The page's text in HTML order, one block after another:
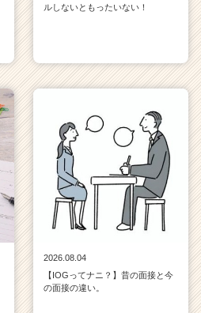
ルしないともったいない！
2026.08.04
【IOGってナニ？】昔の面接と今
の面接の違い。